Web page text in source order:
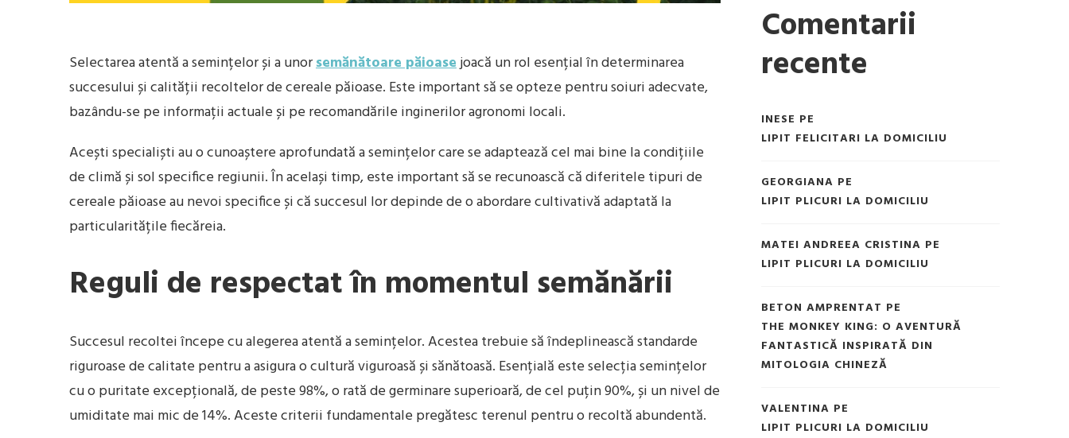
Selectarea atentă a semințelor și a unorsemănătoare păioasejoacă un rol esențial în determinarea
succesului și calității recoltelor de cereale păioase. Este important să se opteze pentru soiuri adecvate,
bazându-se pe informații actuale și pe recomandările inginerilor agronomi locali.
Acești specialiști au o cunoaștere aprofundată a semințelor care se adaptează cel mai bine la condițiile
de climă și sol specifice regiunii. În același timp, este important să se recunoască că diferitele tipuri de
cereale păioase au nevoi specifice și că succesul lor depinde de o abordare cultivativă adaptată la
particularitățile fiecăreia.
Reguli de respectat în momentul semănării
Succesul recoltei începe cu alegerea atentă a semințelor. Acestea trebuie să îndeplinească standarde
riguroase de calitate pentru a asigura o cultură viguroasă și sănătoasă. Esențială este selecția semințelor
cu o puritate excepțională, de peste 98%, o rată de germinare superioară, de cel puțin 90%, și un nivel de
umiditate mai mic de 14%. Aceste criterii fundamentale pregătesc terenul pentru o recoltă abundentă.
Comentarii
recente
INESE PE
LIPIT FELICITARI LA DOMICILIU
GEORGIANA PE
LIPIT PLICURI LA DOMICILIU
MATEI ANDREEA CRISTINA PE
LIPIT PLICURI LA DOMICILIU
BETON AMPRENTAT PE
THE MONKEY KING: O AVENTURĂ
FANTASTICĂ INSPIRATĂ DIN
MITOLOGIA CHINEZĂ
VALENTINA PE
LIPIT PLICURI LA DOMICILIU